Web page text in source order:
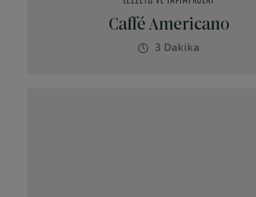
Caffé Americano
3 Dakika